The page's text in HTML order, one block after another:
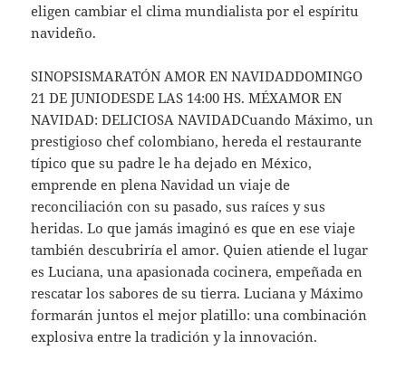
eligen cambiar el clima mundialista por el espíritu
navideño.
SINOPSISMARATÓN AMOR EN NAVIDADDOMINGO
21 DE JUNIODESDE LAS 14:00 HS. MÉXAMOR EN
NAVIDAD: DELICIOSA NAVIDADCuando Máximo, un
prestigioso chef colombiano, hereda el restaurante
típico que su padre le ha dejado en México,
emprende en plena Navidad un viaje de
reconciliación con su pasado, sus raíces y sus
heridas. Lo que jamás imaginó es que en ese viaje
también descubriría el amor. Quien atiende el lugar
es Luciana, una apasionada cocinera, empeñada en
rescatar los sabores de su tierra. Luciana y Máximo
formarán juntos el mejor platillo: una combinación
explosiva entre la tradición y la innovación.